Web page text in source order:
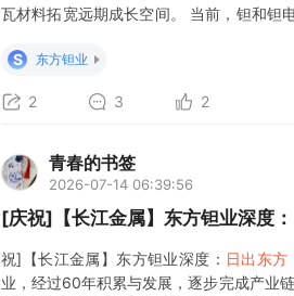
瓦材料拓宽远期成长空间。 当前，钽和钽
S
东方钽业
2 3 2
青春的书签
2026-07-14 06:39:56
[庆祝]【长江金属】东方钽业深度：
祝]【长江金属】东方钽业深度： 日出东方
业，经过60年积累与发展，逐步完成产业